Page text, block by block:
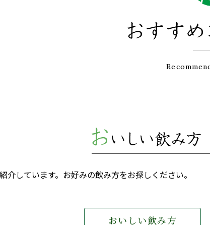
介しています。お好みの飲み方をお探しください。
おいしい飲み方